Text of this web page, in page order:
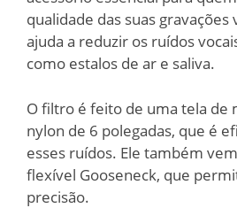
qualidade das suas gravações
ajuda a reduzir os ruídos
como estalos de ar e saliva.
O filtro é feito de uma tela de
nylon de 6 polegadas, que é
esses ruídos. Ele também
flexível Gooseneck, que
precisão.